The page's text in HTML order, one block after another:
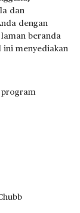
dan
dengan
beranda
ini menyediakan
program